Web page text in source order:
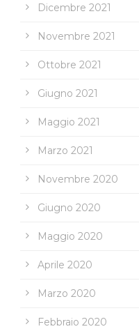
Dicembre 2021
Novembre 2021
Ottobre 2021
Giugno 2021
Maggio 2021
Marzo 2021
Novembre 2020
Giugno 2020
Maggio 2020
Aprile 2020
Marzo 2020
Febbraio 2020